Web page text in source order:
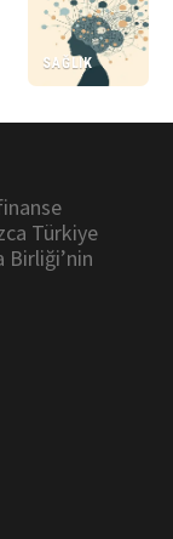
SAĞLIK
Türkiye
Birliği’nin